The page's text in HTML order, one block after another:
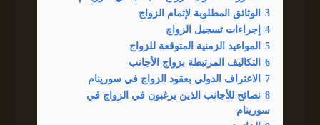
3 الوثائق المطلوبة لإتمام الزواج
4 إجراءات تسجيل الزواج
5 المواعيد الزمنية المتوقعة للزواج
6 التكاليف المرتبطة بزواج الأجانب
7 الاعتراف الدولي بعقود الزواج في سورينام
8 نصائح للأجانب الذين يرغبون في الزواج في
سورينام